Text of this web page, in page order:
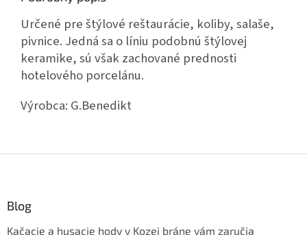
Určené pre štýlové reštaurácie, koliby, salaše,
pivnice. Jedná sa o líniu podobnú štýlovej
keramike, sú však zachované prednosti
hotelového porcelánu.
Výrobca: G.Benedikt
Blog
Kačacie a husacie hody v Kozej bráne vám zaručia